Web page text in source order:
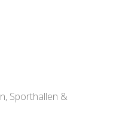
Sporthallen &